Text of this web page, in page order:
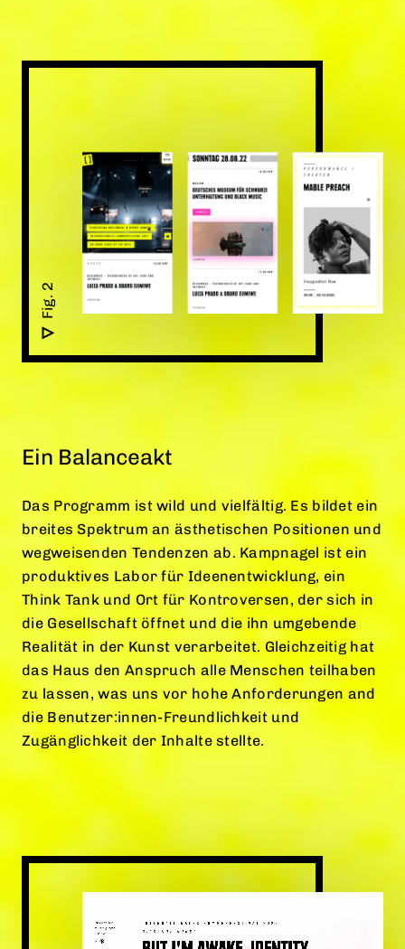
Ein Balanceakt
Das Programm ist wild und vielfältig. Es bildet ein
breites Spektrum an ästhetischen Positionen und
wegweisenden Tendenzen ab. Kampnagel ist ein
produktives Labor für Ideenentwicklung, ein
Think Tank und Ort für Kontroversen, der sich in
die Gesellschaft öffnet und die ihn umgebende
Realität in der Kunst verarbeitet. Gleichzeitig hat
das Haus den Anspruch alle Menschen teilhaben
zu lassen, was uns vor hohe Anforderungen and
die Benutzer:innen-Freundlichkeit und
Zugänglichkeit der Inhalte stellte.